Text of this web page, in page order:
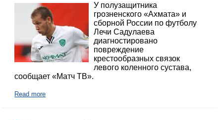
У полузащитника
грозненского «Ахмата» и
сборной России по футболу
Лечи Садулаева
диагностировано
повреждение
крестообразных связок
левого коленного сустава,
сообщает «Матч ТВ».
Read more